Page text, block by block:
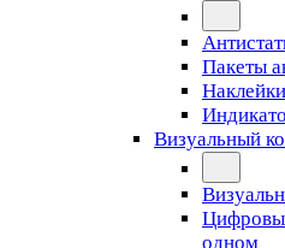
Пакеты
Визуальный
одном